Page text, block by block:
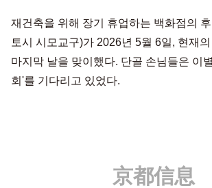
재건축을 위해 장기 휴업하는 백화점의
토시 시모교구)가 2026년 5월 6일, 현재
마지막 날을 맞이했다. 단골 손님들은 이
회'를 기다리고 있었다.
京都信息